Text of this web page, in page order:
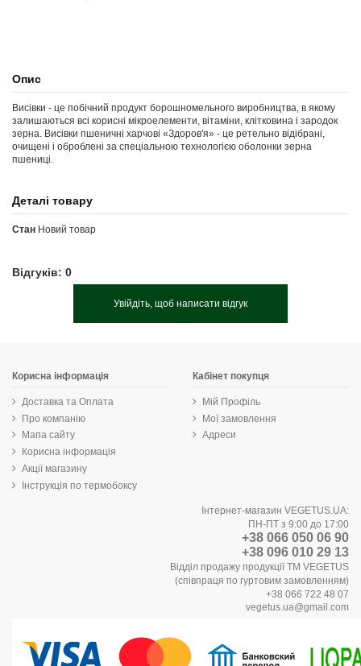
Опис
Висівки - це побічний продукт борошномельного виробництва, в якому
залишаються всі корисні мікроелементи, вітаміни, клітковина і зародок
зерна. Висівки пшеничні харчові «Здоров'я» - це ретельно відібрані,
очищені і оброблені за спеціальною технологією оболонки зерна
пшениці.
Деталі товару
Стан Новий товар
Відгуків: 0
Увійдіть, щоб написати відгук
Корисна інформація
Доставка та Оплата
Про компанію
Мапа сайту
Корисна інформація
Акції магазину
Інструкція по термобоксу
Кабінет покупця
Мій Профіль
Мої замовлення
Адреси
Інтернет-магазин VEGETUS.UA:
ПН-ПТ з 9:00 до 17:00
+38 066 050 06 90
+38 096 010 29 13
Відділ продажу продукції ТМ VEGETUS
(співпраця по гуртовим замовленням)
+38 066 722 48 07
vegetus.ua@gmail.com